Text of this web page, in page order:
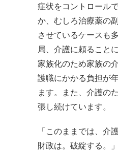
症状をコントロール
か、むしろ治療薬の
させているケースも
局、介護に頼ること
家族化のため家族の
護職にかかる負担が
ます。また、介護の
張し続けています。
「このままでは、介
財政は。破綻する。